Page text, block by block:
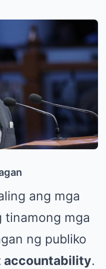
ang mga
tinamong mga
ng publiko
accountability.